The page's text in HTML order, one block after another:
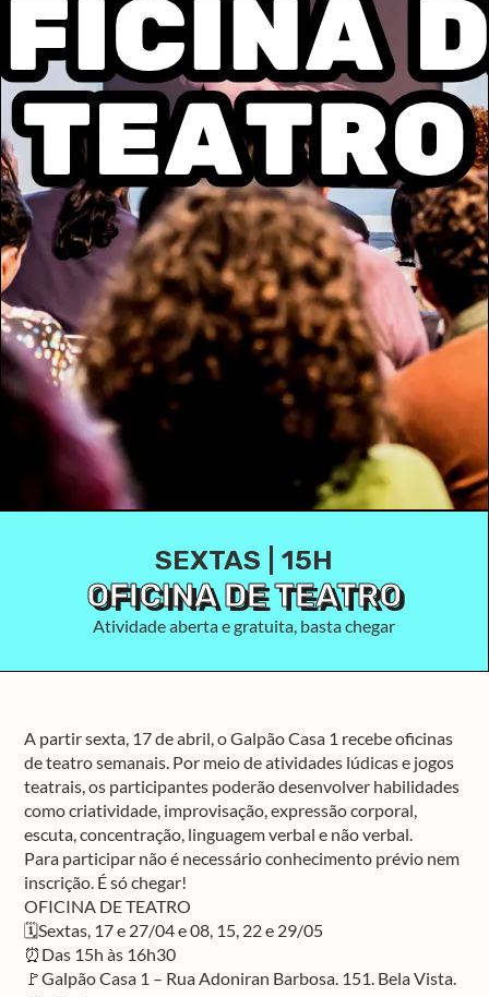
SEXTAS | 15H
OFICINA DE TEATRO
Atividade aberta e gratuita, basta chegar
A partir sexta, 17 de abril, o Galpão Casa 1 recebe oficinas
de teatro semanais. Por meio de atividades lúdicas e jogos
teatrais, os participantes poderão desenvolver habilidades
como criatividade, improvisação, expressão corporal,
escuta, concentração, linguagem verbal e não verbal.
Para participar não é necessário conhecimento prévio nem
inscrição. É só chegar!
OFICINA DE TEATRO
🗓Sextas, 17 e 27/04 e 08, 15, 22 e 29/05
⏰Das 15h às 16h30
🚩Galpão Casa 1 – Rua Adoniran Barbosa. 151. Bela Vista.